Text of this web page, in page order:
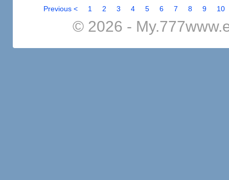
Previous < 1 2 3 4 5 6 7 8 9 10
© 2026 -